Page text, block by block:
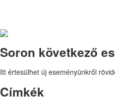
Soron következő
Itt értesülhet új eseményünkről
Címkék